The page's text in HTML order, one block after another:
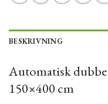
BESKRIVNING
Automatisk
150×400 cm